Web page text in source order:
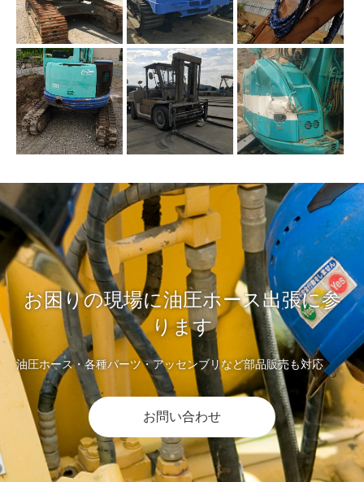
お困りの現場に油圧ホース出張に参
ります
油圧ホース・各種パーツ・アッセンブリなど部品販売も対応
お問い合わせ